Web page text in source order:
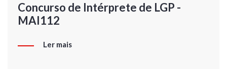
Concurso de Intérprete de LGP -
MAI112
Ler mais